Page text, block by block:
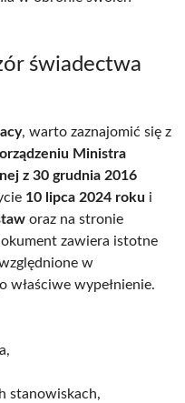
świadectwa
, warto zaznajomić się z
Ministra
z 30 grudnia 2016
10 lipca 2024 roku i
oraz na stronie
zawiera istotne
w
właściwe wypełnienie.
stanowiskach,